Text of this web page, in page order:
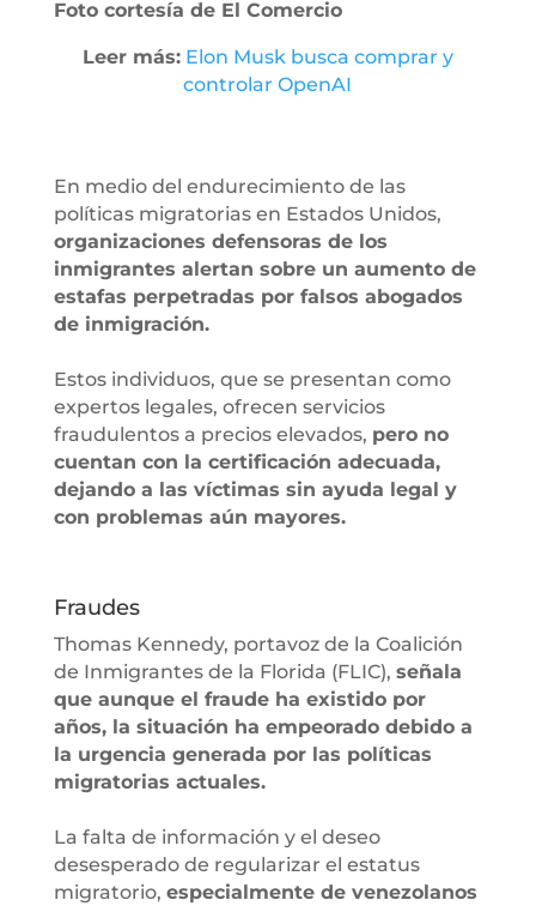
Foto cortesía de El Comercio
Leer más: Elon Musk busca comprar y
controlar OpenAI
En medio del endurecimiento de las
políticas migratorias en Estados Unidos,
organizaciones defensoras de los
inmigrantes alertan sobre un aumento de
estafas perpetradas por falsos abogados
de inmigración.
Estos individuos, que se presentan como
expertos legales, ofrecen servicios
fraudulentos a precios elevados, pero no
cuentan con la certificación adecuada,
dejando a las víctimas sin ayuda legal y
con problemas aún mayores.
Fraudes
Thomas Kennedy, portavoz de la Coalición
de Inmigrantes de la Florida (FLIC), señala
que aunque el fraude ha existido por
años, la situación ha empeorado debido a
la urgencia generada por las políticas
migratorias actuales.
La falta de información y el deseo
desesperado de regularizar el estatus
migratorio, especialmente de venezolanos